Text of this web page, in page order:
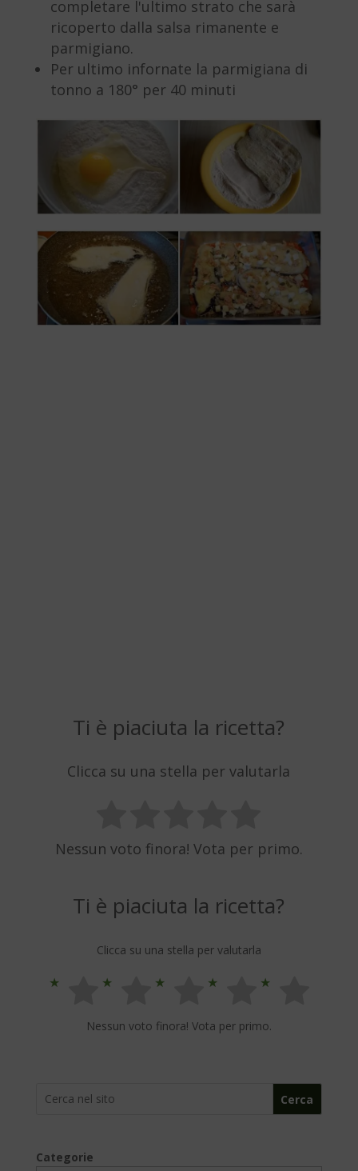
completare l'ultimo strato che sarà
ricoperto dalla salsa rimanente e
parmigiano.
Per ultimo infornate la parmigiana di
tonno a 180° per 40 minuti
Ti è piaciuta la ricetta?
Clicca su una stella per valutarla
Nessun voto finora! Vota per primo.
Ti è piaciuta la ricetta?
Clicca su una stella per valutarla
Nessun voto finora! Vota per primo.
Cerca
Categorie